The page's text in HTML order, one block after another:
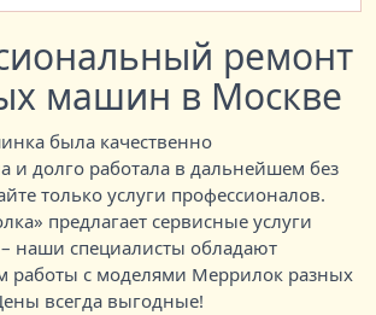
ремонт
машин в Москве
была качественно
и долго работала в дальнейшем без
только услуги профессионалов.
предлагает сервисные услуги
– наши специалисты обладают
с моделями Меррилок разных
всегда выгодные!